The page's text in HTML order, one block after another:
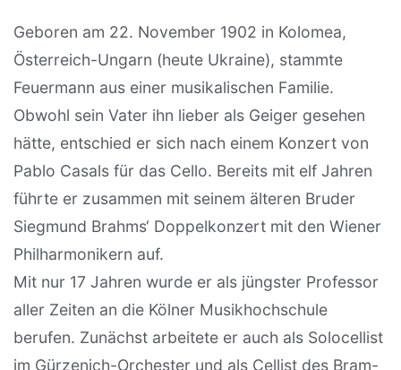
Geboren am 22. November 1902 in Kolomea,
Österreich-Ungarn (heute Ukraine), stammte
Feuermann aus einer musikalischen Familie.
Obwohl sein Vater ihn lieber als Geiger gesehen
hätte, entschied er sich nach einem Konzert von
Pablo Casals für das Cello. Bereits mit elf Jahren
führte er zusammen mit seinem älteren Bruder
Siegmund Brahms‘ Doppelkonzert mit den Wiener
Philharmonikern auf.
Mit nur 17 Jahren wurde er als jüngster Professor
aller Zeiten an die Kölner Musikhochschule
berufen. Zunächst arbeitete er auch als Solocellist
im Gürzenich-Orchester und als Cellist des Bram-